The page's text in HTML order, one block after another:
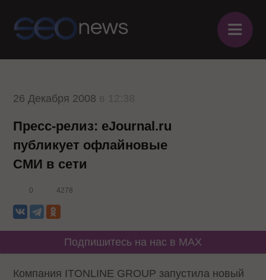
≡
26 Декабря 2008
Пресс-релиз: eJournal.ru
публикует офлайновые
СМИ в сети
0 4278
Подпишитесь на нас в MAX
Компания ITONLINE GROUP запустила новый